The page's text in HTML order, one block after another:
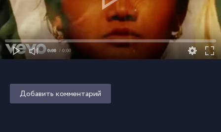
0:00 / 0:00
Добавить комментарий